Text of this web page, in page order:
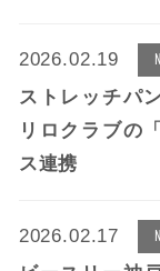
2026.02.19
ストレッチパ
リロクラブの
ス連携
2026.02.17